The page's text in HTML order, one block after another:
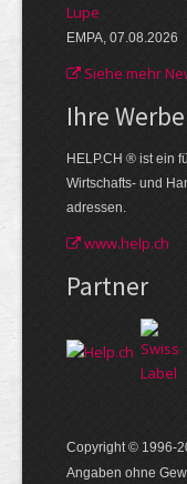
Lupe
EMPA, 07.08.2026
Siehe mehr
Ihre
HELP.CH ® ist ein
Wirtschafts- und
adressen.
www.help.ch
Partner
Copyright © 1996-
Angaben ohne